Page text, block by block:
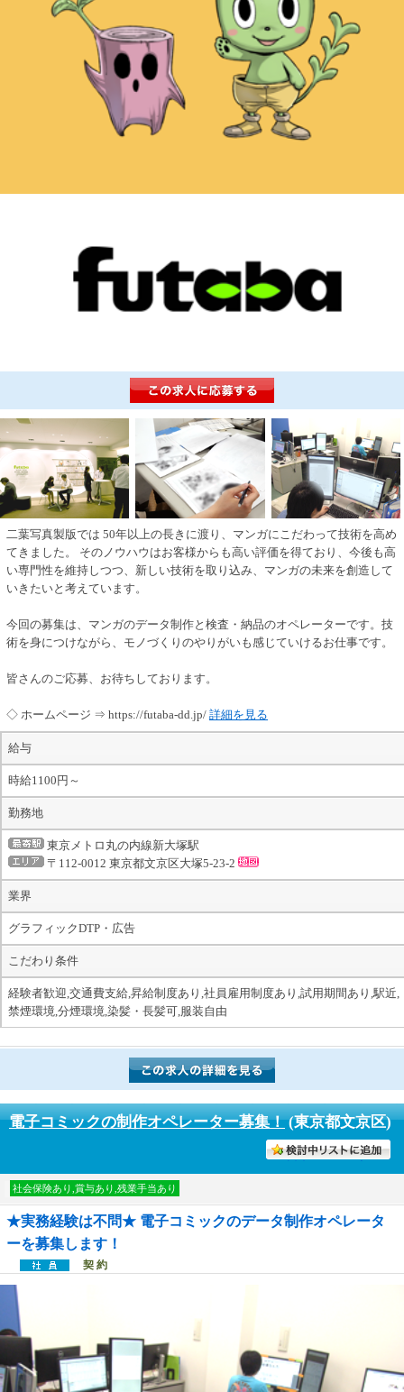
二葉写真製版では 50年以上の長きに渡り、マンガにこだわって技術を高め
てきました。 そのノウハウはお客様からも高い評価を得ており、今後も高
い専門性を維持しつつ、新しい技術を取り込み、マンガの未来を創造して
いきたいと考えています。
今回の募集は、マンガのデータ制作と検査・納品のオペレーターです。技
術を身につけながら、モノづくりのやりがいも感じていけるお仕事です。
皆さんのご応募、お待ちしております。
◇ ホームページ ⇒ https://futaba-dd.jp/ 詳細を見る
給与
時給1100円～
勤務地
東京メトロ丸の内線新大塚駅
〒112-0012 東京都文京区大塚5-23-2
業界
グラフィックDTP・広告
こだわり条件
経験者歓迎,交通費支給,昇給制度あり,社員雇用制度あり,試用期間あり,駅近,
禁煙環境,分煙環境,染髪・長髪可,服装自由
電子コミックの制作オペレーター募集！(東京都文京区)
討中リストに入れる
社会保険あり,賞与あり,残業手当あり
★実務経験は不問★ 電子コミックのデータ制作オペレータ
ーを募集します！
契 約